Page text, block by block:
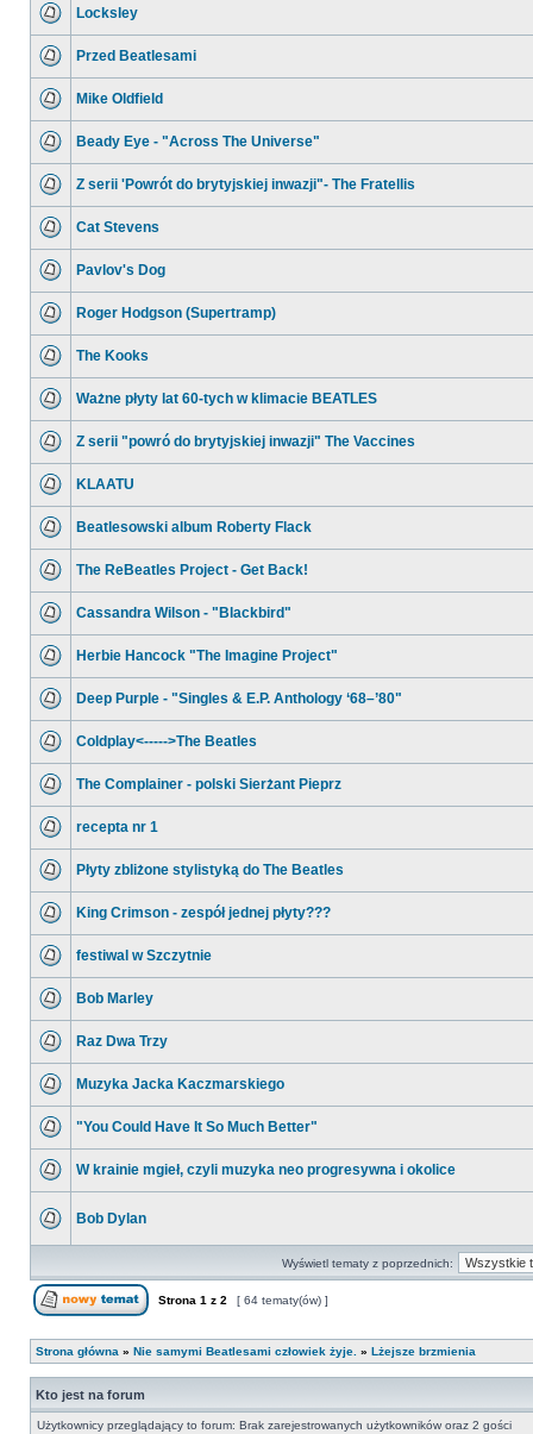
Locksley
Przed Beatlesami
Mike Oldfield
Beady Eye - "Across The Universe"
Z serii 'Powrót do brytyjskiej inwazji"- The Fratellis
Cat Stevens
Pavlov's Dog
Roger Hodgson (Supertramp)
The Kooks
Ważne płyty lat 60-tych w klimacie BEATLES
Z serii "powró do brytyjskiej inwazji" The Vaccines
KLAATU
Beatlesowski album Roberty Flack
The ReBeatles Project - Get Back!
Cassandra Wilson - "Blackbird"
Herbie Hancock "The Imagine Project"
Deep Purple - "Singles & E.P. Anthology ‘68–’80"
Coldplay<----->The Beatles
The Complainer - polski Sierżant Pieprz
recepta nr 1
Płyty zbliżone stylistyką do The Beatles
King Crimson - zespół jednej płyty???
festiwal w Szczytnie
Bob Marley
Raz Dwa Trzy
Muzyka Jacka Kaczmarskiego
"You Could Have It So Much Better"
W krainie mgieł, czyli muzyka neo progresywna i okolice
Bob Dylan
Wyświetl tematy z poprzednich:
Strona 1 z 2 [ 64 tematy(ów) ]
Strona główna » Nie samymi Beatlesami człowiek żyje. » Lżejsze brzmienia
Kto jest na forum
Użytkownicy przeglądający to forum: Brak zarejestrowanych użytkowników oraz 2 gości